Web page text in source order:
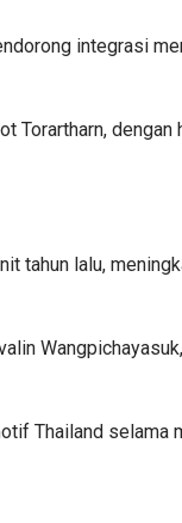
integrasi
Torartharn, dengan
tahun lalu,
Thailand selama